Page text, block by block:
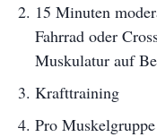
15 Minuten
Fahrrad oder
Muskulatur auf
Krafttraining
Pro